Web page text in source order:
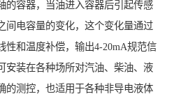
的容器，当油进入容器后引起传感
间电容量的变化，这个变化量通过
性和温度补偿，输出4-20mA规范信
安装在各种场所对汽油、柴油、液
的测控，也适用于各种非导电液体